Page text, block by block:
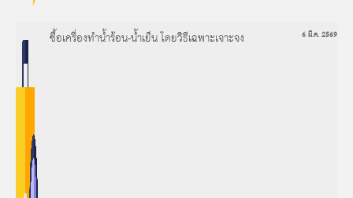
ซื้อเครื่องทำน้ำร้อน-น้ำเย็น โดยวิธีเฉพาะเจาะจง 6 มี.ค. 2569